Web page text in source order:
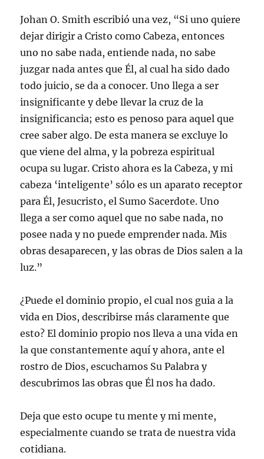
Johan O. Smith escribió una vez, “Si uno quiere
dejar dirigir a Cristo como Cabeza, entonces
uno no sabe nada, entiende nada, no sabe
juzgar nada antes que Él, al cual ha sido dado
todo juicio, se da a conocer. Uno llega a ser
insignificante y debe llevar la cruz de la
insignificancia; esto es penoso para aquel que
cree saber algo. De esta manera se excluye lo
que viene del alma, y la pobreza espiritual
ocupa su lugar. Cristo ahora es la Cabeza, y mi
cabeza ‘inteligente’ sólo es un aparato receptor
para Él, Jesucristo, el Sumo Sacerdote. Uno
llega a ser como aquel que no sabe nada, no
posee nada y no puede emprender nada. Mis
obras desaparecen, y las obras de Dios salen a la
luz.”
¿Puede el dominio propio, el cual nos guia a la
vida en Dios, describirse más claramente que
esto? El dominio propio nos lleva a una vida en
la que constantemente aquí y ahora, ante el
rostro de Dios, escuchamos Su Palabra y
descubrimos las obras que Él nos ha dado.
Deja que esto ocupe tu mente y mi mente,
especialmente cuando se trata de nuestra vida
cotidiana.